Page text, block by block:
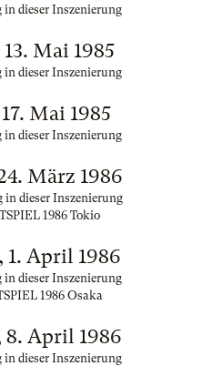
in dieser Inszenierung
Mai 1985
dieser Inszenierung
Mai 1985
in dieser Inszenierung
März 1986
dieser Inszenierung
1986 Tokio
1. April 1986
dieser Inszenierung
1986 Osaka
8. April 1986
dieser Inszenierung